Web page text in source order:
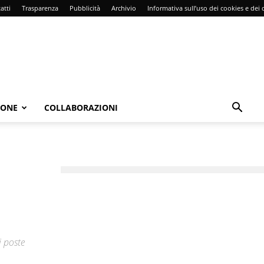
Trasparenza Pubblicità Archivio Informativa sull’uso dei cookies e dei
COLLABORAZIONI
poste